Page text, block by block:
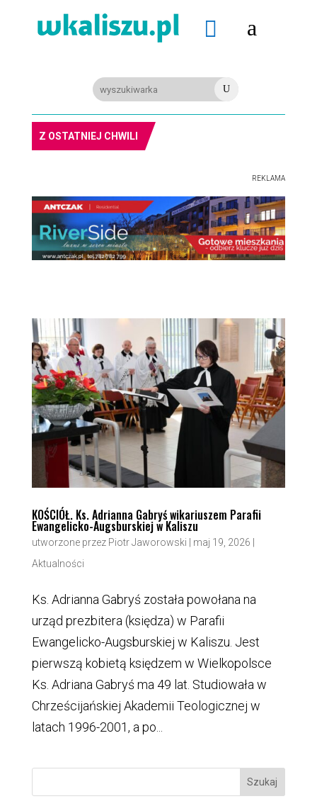
 a
U
Z OSTATNIEJ CHWILI
REKLAMA
KOŚCIÓŁ. Ks. Adrianna Gabryś wikariuszem Parafii
Ewangelicko-Augsburskiej w Kaliszu
utworzone przez Piotr Jaworowski | maj 19, 2026 |
Aktualności
Ks. Adrianna Gabryś została powołana na
urząd prezbitera (księdza) w Parafii
Ewangelicko-Augsburskiej w Kaliszu. Jest
pierwszą kobietą księdzem w Wielkopolsce
Ks. Adriana Gabryś ma 49 lat. Studiowała w
Chrześcijańskiej Akademii Teologicznej w
latach 1996-2001, a po...
Szukaj